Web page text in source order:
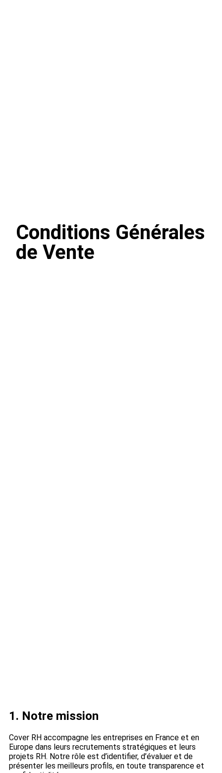
Conditions Générales
de Vente
1. Notre mission
Cover RH accompagne les entreprises en France et en
Europe dans leurs recrutements stratégiques et leurs
projets RH. Notre rôle est d’identifier, d’évaluer et de
présenter les meilleurs profils, en toute transparence et